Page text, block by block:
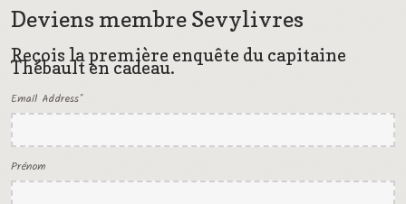
Deviens membre Sevylivres
Reçois la première enquête du capitaine
Thébault en cadeau.
Email Address*
Prénom